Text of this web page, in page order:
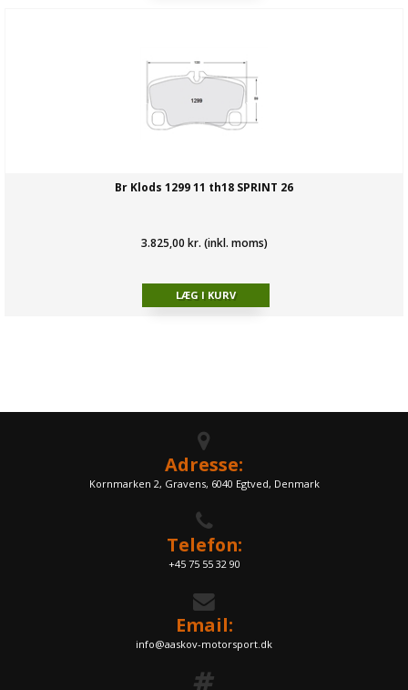
Br Klods 1299 11 th18 SPRINT 26
3.825,00 kr. (inkl. moms)
Adresse:
Kornmarken 2, Gravens, 6040 Egtved, Denmark
Telefon:
+45 75 55 32 90
Email:
info@aaskov-motorsport.dk